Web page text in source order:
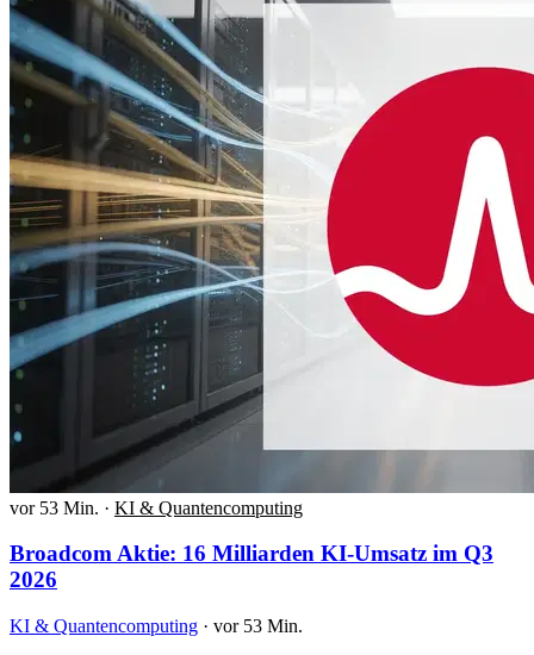
vor 53 Min. · KI & Quantencomputing
Broadcom Aktie: 16 Milliarden KI-Umsatz im Q3
2026
KI & Quantencomputing · vor 53 Min.